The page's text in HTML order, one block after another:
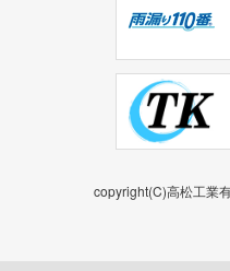
copyright(C)高松工業